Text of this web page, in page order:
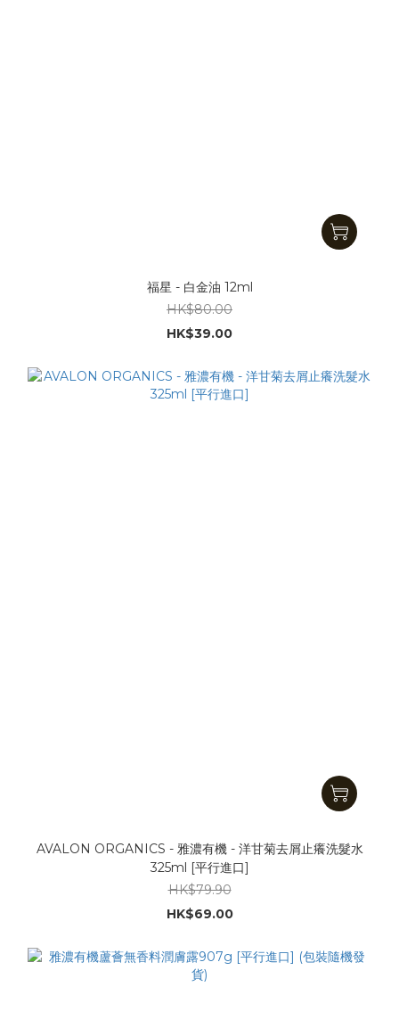
福星 - 白金油 12ml
HK$80.00
HK$39.00
AVALON ORGANICS - 雅濃有機 - 洋甘菊去屑止癢洗髮水
325ml [平行進口]
HK$79.90
HK$69.00